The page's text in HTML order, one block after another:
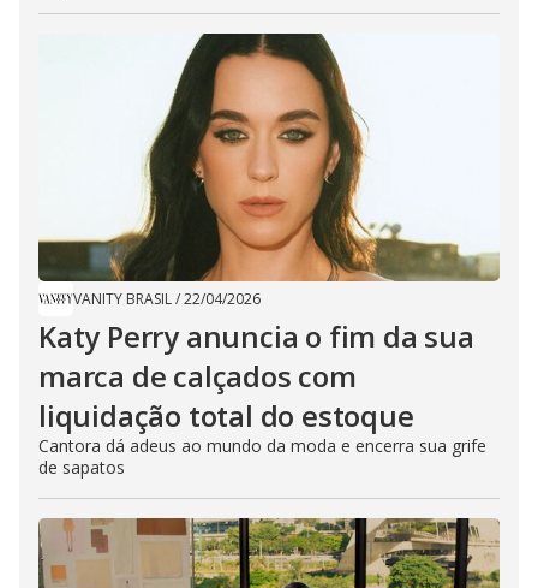
VANITY BRASIL/22/04/2026
Katy Perry anuncia o fim da sua
marca de calçados com
liquidação total do estoque
Cantora dá adeus ao mundo da moda e encerra sua grife
de sapatos